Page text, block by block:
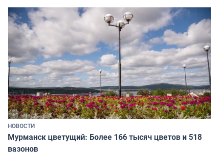
НОВОСТИ
Мурманск цветущий: Более 166 тысяч цветов и 518
вазонов